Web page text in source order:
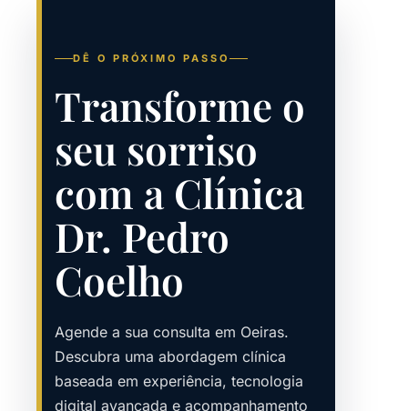
DÊ O PRÓXIMO PASSO
Transforme o
seu sorriso
com a Clínica
Dr. Pedro
Coelho
Agende a sua consulta em Oeiras.
Descubra uma abordagem clínica
baseada em experiência, tecnologia
digital avançada e acompanhamento